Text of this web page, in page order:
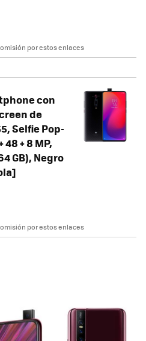
por estos enlaces
con
de
Selfie Pop-
48 + 8 MP,
GB), Negro
por estos enlaces